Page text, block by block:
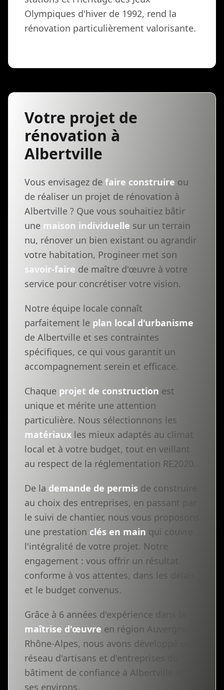
Olympiques d'hiver de 1992, rend la
rénovation particulièrement valorisante.
Votre projet de
rénovation à
Albertville
Vous envisagez de faire construire ou
de réaliser un projet de rénovation à
Albertville ? Que vous souhaitiez bâtir
une maison individuelle sur un terrain
nu, rénover un bien existant ou agrandir
votre habitation, Progineer met son
savoir-faire de maître d'œuvre à votre
service pour concrétiser votre vision.
Notre équipe locale connaît
parfaitement le plan local d'urbanisme
de Albertville et ses contraintes
spécifiques, ce qui vous garantit un
accompagnement serein et efficace.
Chaque projet de construction est
unique et mérite une attention
particulière. Nous sélectionnons les
matériaux les mieux adaptés au climat
local et à votre budget, tout en veillant
au respect de la réglementation RE2020.
De la demande de permis de construire
au choix des entreprises, en passant par
le suivi de chantier, nous vous proposons
une prestation clés en main qui couvre
l'intégralité de votre projet. Notre
engagement : vous offrir un résultat
conforme à vos attentes, dans les délais
et le budget convenus.
Grâce à 6 années d'expérience dans la
maîtrise d'œuvre en région Auvergne-
Rhône-Alpes, nous avons développé un
réseau d'artisans et d'entreprises du
bâtiment de confiance à Albertville et
ses environs.